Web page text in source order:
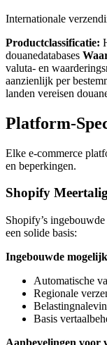
Internationale
Productclassificatie:
douanedatabases
valuta- en
aanzienlijk per
landen vereisen
Platform-
Elke e-commerce
en beperkingen.
Shopify
Shopify’s
een solide basis:
Ingebouwde
Automatische
Regionale
Basis
Aanbevelingen voor